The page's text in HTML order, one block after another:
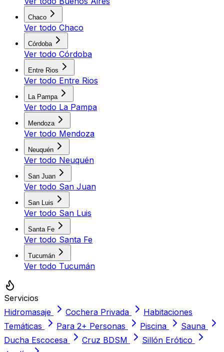
Chaco
Ver todo Chaco
Córdoba
Ver todo Córdoba
Entre Rios
Ver todo Entre Rios
La Pampa
Ver todo La Pampa
Mendoza
Ver todo Mendoza
Neuquén
Ver todo Neuquén
San Juan
Ver todo San Juan
San Luis
Ver todo San Luis
Santa Fe
Ver todo Santa Fe
Tucumán
Ver todo Tucumán
Servicios
Hidromasaje
Cochera Privada
Habitaciones
Temáticas
Para 2+ Personas Piscina
Sauna
Ducha Escocesa
Cruz BDSM
Sillón Erótico